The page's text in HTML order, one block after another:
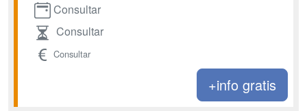
Consultar
Consultar
Consultar
+info gratis